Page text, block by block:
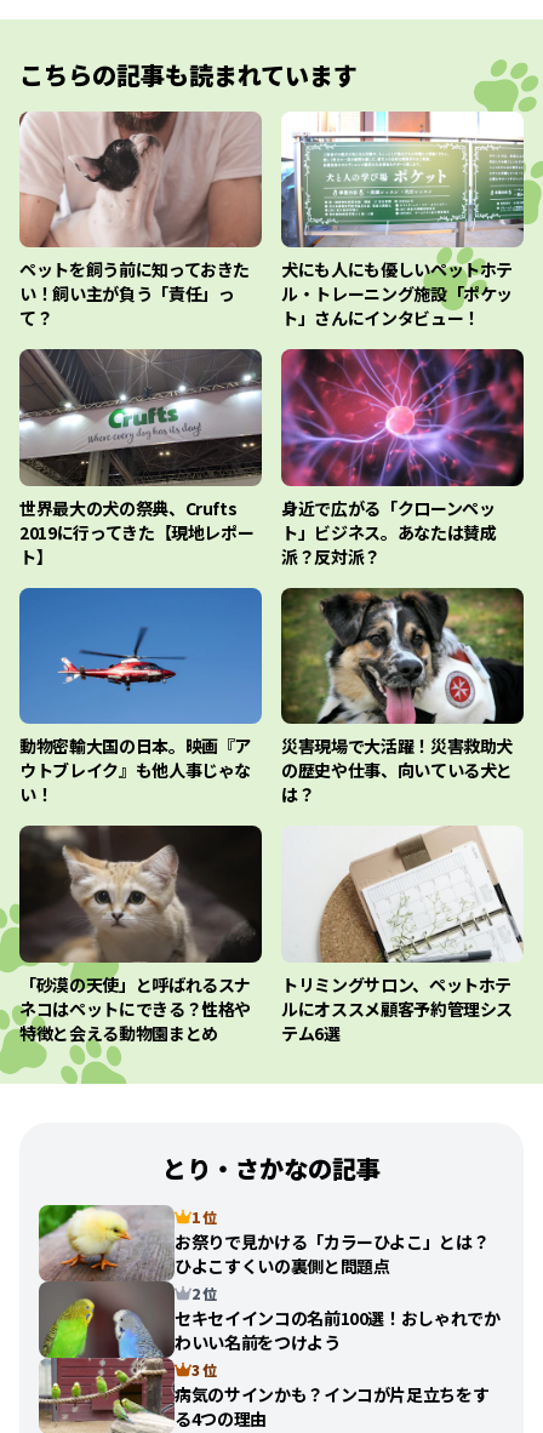
こちらの記事も読まれています
ペットを飼う前に知っておきた
い！飼い主が負う「責任」っ
て？
犬にも人にも優しいペットホテ
ル・トレーニング施設「ポケッ
ト」さんにインタビュー！
世界最大の犬の祭典、Crufts
2019に行ってきた【現地レポー
ト】
身近で広がる「クローンペッ
ト」ビジネス。あなたは賛成
派？反対派？
動物密輸大国の日本。映画『ア
ウトブレイク』も他人事じゃな
い！
災害現場で大活躍！災害救助犬
の歴史や仕事、向いている犬と
は？
「砂漠の天使」と呼ばれるスナ
ネコはペットにできる？性格や
特徴と会える動物園まとめ
トリミングサロン、ペットホテ
ルにオススメ顧客予約管理シス
テム6選
とり・さかなの記事
1 位
お祭りで見かける「カラーひよこ」とは？
ひよこすくいの裏側と問題点
2 位
セキセイインコの名前100選！おしゃれでか
わいい名前をつけよう
3 位
病気のサインかも？インコが片足立ちをす
る4つの理由